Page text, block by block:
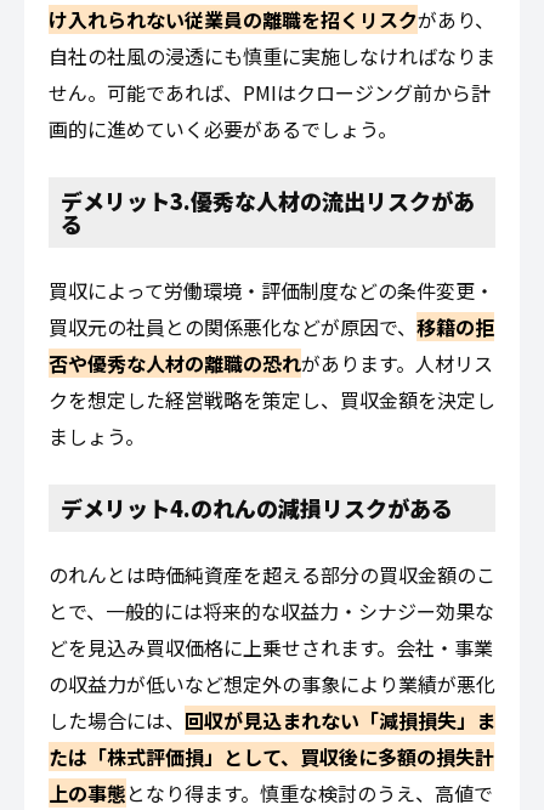
け入れられない従業員の離職を招くリスクがあり、
自社の社風の浸透にも慎重に実施しなければなりま
せん。可能であれば、PMIはクロージング前から計
画的に進めていく必要があるでしょう。
デメリット3.優秀な人材の流出リスクがあ
る
買収によって労働環境・評価制度などの条件変更・
買収元の社員との関係悪化などが原因で、 移籍の拒
否や優秀な人材の離職の恐れがあります。人材リス
クを想定した経営戦略を策定し、買収金額を決定し
ましょう。
デメリット4.のれんの減損リスクがある
のれんとは時価純資産を超える部分の買収金額のこ
とで、一般的には将来的な収益力・シナジー効果な
どを見込み買収価格に上乗せされます。会社・事業
の収益力が低いなど想定外の事象により業績が悪化
した場合には、 回収が見込まれない「減損損失」ま
たは「株式評価損」として、買収後に多額の損失計
上の事態となり得ます。慎重な検討のうえ、高値で